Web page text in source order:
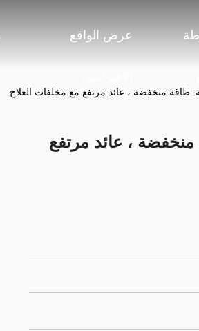
عرض الواقع
طاقة منخفضة ، عائد مرتفع مع مخلفات العلاج
، عائد مرتفع